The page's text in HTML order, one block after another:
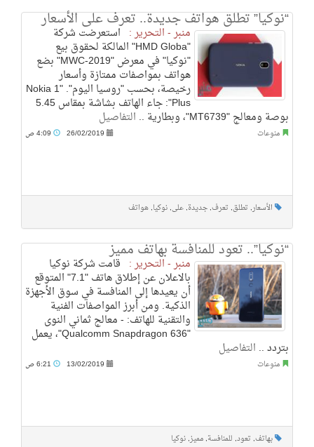
“نوكيا” تطلق هواتف جديدة.. تعرف على الأسعار
منبر - التحرير : استعرضت شركة
"HMD Globa" المالكة لحقوق بيع
"نوكيا" في معرض "MWC-2019" بضع
هواتف بمواصفات ممتازة وأسعار
رخيصة، بحسب "روسيا اليوم". "Nokia 1
Plus": جاء الهاتف بشاشة بمقاس 5.45
بوصة ومعالج "MT6739"، وبطارية .. التفاصيل
منوعات 26/02/2019
الأسعار, تطلق, تعرف, جديدة, على, نوكيا, هواتف
“نوكيا”.. تعود للمنافسة بهاتف مميز
منبر - التحرير : قامت شركة نوكيا
بالاعلان عن إطلاق هاتف "7.1" المتوقع
أن يعيدها إلى المنافسة في سوق الأجهزة
الذكية. ومن أبرز المواصفات الفنية
والتقنية للهاتف: - معالج ثماني النوى
"Qualcomm Snapdragon 636"، يعمل
بتردد .. التفاصيل
منوعات 13/02/2019
بهاتف, تعود, للمنافسة, مميز, نوكيا